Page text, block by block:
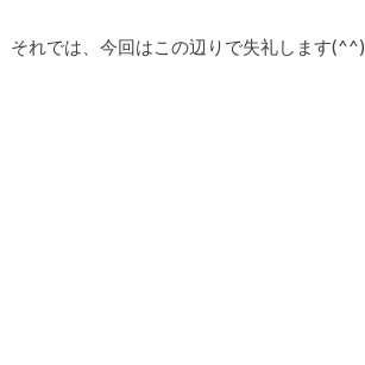
それでは、今回はこの辺りで失礼します(^^)